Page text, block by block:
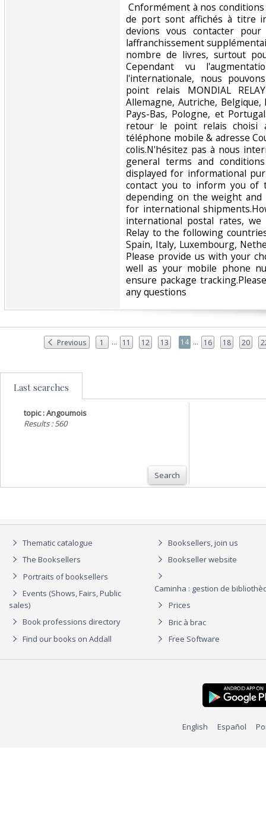
Cnformément à nos
de port sont affichés à titre
devions vous contacter
laffranchissement
nombre de livres, surtout
Cependant vu
l'internationale, nous
point relais MONDIAL
Allemagne, Autriche,
Pays-Bas, Pologne, et
retour le point relais choisi
téléphone mobile & adresse
colis.N'hésitez pas à nous
general terms and
displayed for informational
contact you to inform you of
depending on the weight and
for international
international postal rates,
Relay to the following
Spain, Italy, Luxembourg,
Please provide us with your
well as your mobile phone
ensure package
any questions‎
Previous 1 ... 11 12 13 14 ... 16 18 20
Last searches
topic : Angoumois
Results : 560
Search
Thematic catalogue
The Booksellers
Portraits of booksellers
Events (Shows, Fairs, Public
sales)
Book professions directory
Find our books on Addall
Booksellers, join us
Bookseller website
Caminha : gestion de
Prices
Bric à brac
Free Software
English Español